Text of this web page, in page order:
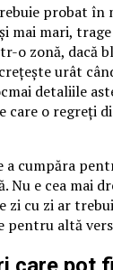
probat în
mai mari,
o zonă, dacă
urât
detaliile
care o regreți
a cumpăra
Nu e cea mai
zi cu zi ar
pentru altă